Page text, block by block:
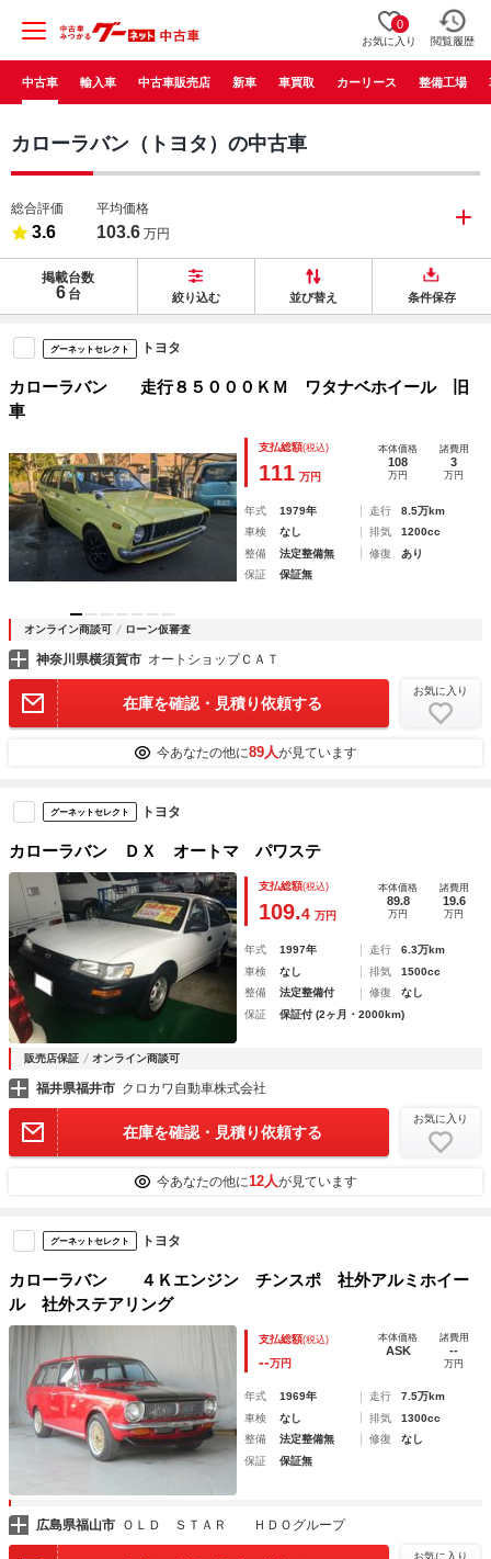
0
お気に入り 閲覧履歴
中古車 輸入車 中古車販売店 新車 車買取 カーリース 整備工場
カローラバン（トヨタ）の中古車
総合評価
3.6
平均価格
103.6 万円
掲載台数
6 台 絞り込む 並び替え 条件保存
グーネットセレクト トヨタ
カローラバン 走行８５０００ＫＭ ワタナベホイール 旧
車
支払総額(税込)
111 万円
本体価格
108
万円
諸費用
3
万円
年式 1979年 走行
8.5万km
車検
なし 排気
1200cc
整備
法定整備無 修復
あり
保証
保証無
オンライン商談可 ローン仮審査
神奈川県横須賀市 オートショップＣＡＴ
在庫を確認・見積り依頼する
お気に入り
今あなたの他に89人が見ています
グーネットセレクト トヨタ
カローラバン ＤＸ オートマ パワステ
支払総額(税込)
109.4 万円
本体価格
89.8
万円
諸費用
19.6
万円
年式 1997年 走行
6.3万km
車検
なし 排気
1500cc
整備
法定整備付 修復
なし
保証
保証付 (2ヶ月・2000km)
販売店保証 オンライン商談可
福井県福井市 クロカワ自動車株式会社
在庫を確認・見積り依頼する
お気に入り
今あなたの他に12人が見ています
グーネットセレクト トヨタ
カローラバン ４Ｋエンジン チンスポ 社外アルミホイー
ル 社外ステアリング
支払総額(税込)
--万円
本体価格
ASK
諸費用
--
万円
年式 1969年 走行
7.5万km
車検
なし 排気
1300cc
整備
法定整備無 修復
なし
保証
保証無
広島県福山市 ＯＬＤ ＳＴＡＲ ＨＤＯグループ
お気に入り